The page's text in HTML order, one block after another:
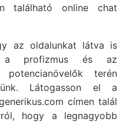
található online chat
az oldalunkat látva is
a profizmus és az
terén
Látogasson el a
címen talál
hogy a legnagyobb